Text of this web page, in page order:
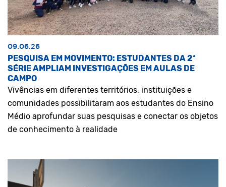
09.06.26
PESQUISA EM MOVIMENTO: ESTUDANTES DA 2ª
SÉRIE AMPLIAM INVESTIGAÇÕES EM AULAS DE
CAMPO
Vivências em diferentes territórios, instituições e
comunidades possibilitaram aos estudantes do Ensino
Médio aprofundar suas pesquisas e conectar os objetos
de conhecimento à realidade